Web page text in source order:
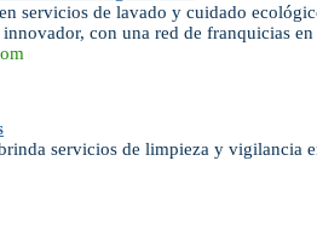
servicios de lavado y cuidado
con una red de franquicias
servicios de limpieza y vigilancia